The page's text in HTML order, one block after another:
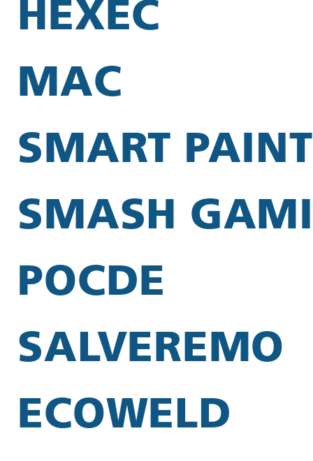
HEXEC
MAC
SMART PAINT
SMASH
POCDE
SALVEREMO
ECOWELD